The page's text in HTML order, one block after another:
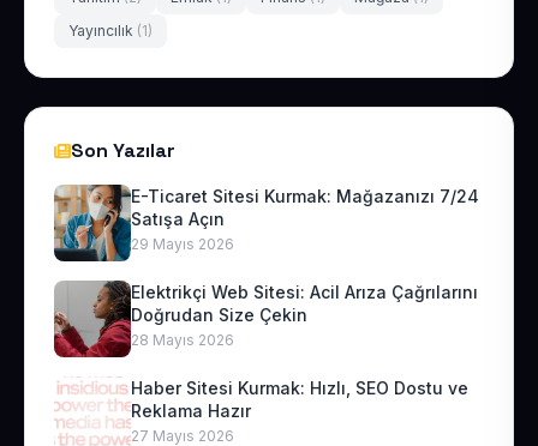
Yayıncılık (1)
Son Yazılar
E-Ticaret Sitesi Kurmak: Mağazanızı 7/24
Satışa Açın
29 Mayıs 2026
Elektrikçi Web Sitesi: Acil Arıza Çağrılarını
Doğrudan Size Çekin
28 Mayıs 2026
Haber Sitesi Kurmak: Hızlı, SEO Dostu ve
Reklama Hazır
27 Mayıs 2026